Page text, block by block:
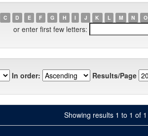
C D E F G H I J K L M N O
or enter first few letters:
In order: Results/Page
Showing results 1 to 1 of 1